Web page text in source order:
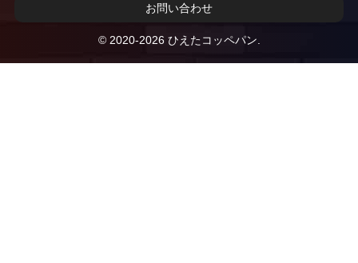
お問い合わせ
© 2020-2026 ひえたコッペパン.